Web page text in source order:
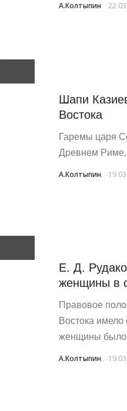
А.Колтыпин
Шапи
Востока
Гаремы царя
Древнем Риме,
А.Колтыпин
Е. Д.
женщины в
Правовое
Востока
женщины было
А.Колтыпин